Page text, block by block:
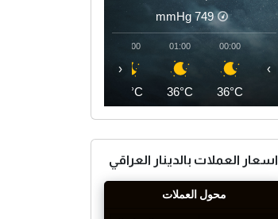
749
mmHg
00:00
36°C
01:00
36°C
02:00
35°C
‹ ›
اسعار العملات بالدينار العراقي